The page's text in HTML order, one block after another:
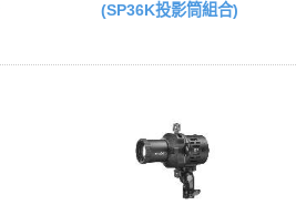
(SP36K投影筒組合)